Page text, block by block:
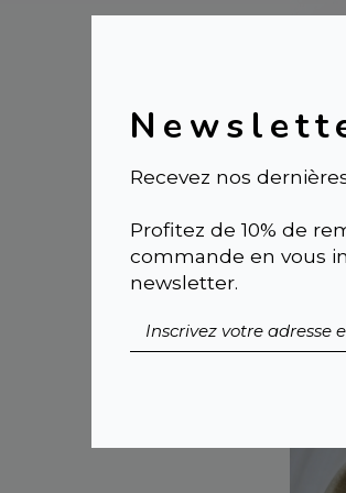
Recevez nos
Profitez de 10% de
commande en vous
newsletter.